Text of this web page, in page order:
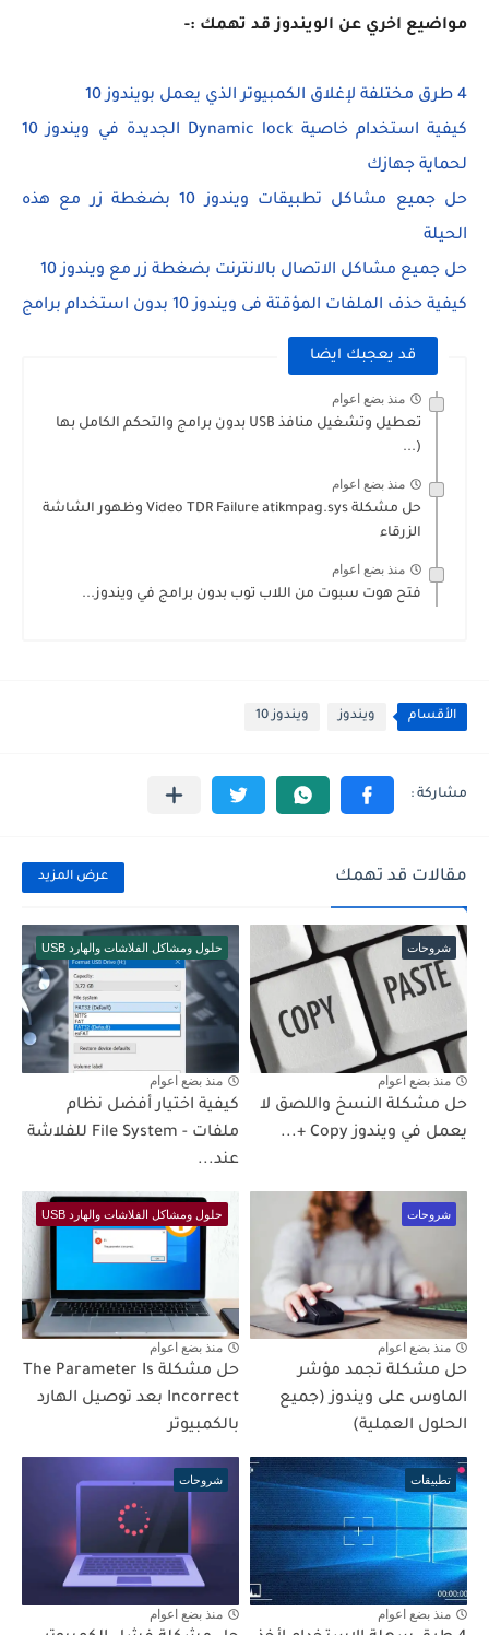
مواضيع اخري عن الويندوز قد تهمك :-
4 طرق مختلفة لإغلاق الكمبيوتر الذي يعمل بويندوز 10
كيفية استخدام خاصية Dynamic lock الجديدة في ويندوز 10
لحماية جهازك
حل جميع مشاكل تطبيقات ويندوز 10 بضغطة زر مع هذه
الحيلة
حل جميع مشاكل الاتصال بالانترنت بضغطة زر مع ويندوز 10
كيفية حذف الملفات المؤقتة فى ويندوز 10 بدون استخدام برامج
قد يعجبك ايضا
منذ بضع اعوام
تعطيل وتشغيل منافذ USB بدون برامج والتحكم الكامل بها
(...
منذ بضع اعوام
حل مشكلة Video TDR Failure atikmpag.sys وظهور الشاشة
الزرقاء
منذ بضع اعوام
فتح هوت سبوت من اللاب توب بدون برامج في ويندوز...
الأقسام ويندوز ويندوز 10
مقالات قد تهمك عرض المزيد
شروحات
منذ بضع اعوام
حل مشكلة النسخ واللصق لا
يعمل في ويندوز Copy +...
حلول ومشاكل الفلاشات والهارد USB
منذ بضع اعوام
كيفية اختيار أفضل نظام
ملفات - File System للفلاشة
عند...
شروحات
منذ بضع اعوام
حل مشكلة تجمد مؤشر
الماوس على ويندوز (جميع
الحلول العملية)
حلول ومشاكل الفلاشات والهارد USB
منذ بضع اعوام
حل مشكلة The Parameter Is
Incorrect بعد توصيل الهارد
بالكمبيوتر
تطبيقات
منذ بضع اعوام
شروحات
منذ بضع اعوام